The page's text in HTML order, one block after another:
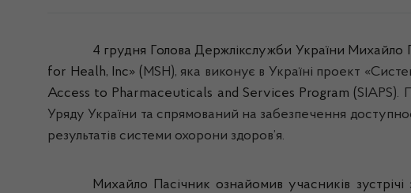
4 грудня ГоловаДержлікслужби України Михайло
for Healh, Inc» ( MSH), яка виконує в Україні проект
Access to Pharmaceuticals and Services Program (SIAPS).
Уряду України та спрямований на забезпечення
результатів системи охорони здоров’я.
Михайло Пасічник ознайомив учасників